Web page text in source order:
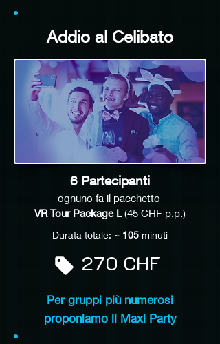
Addio al Celibato
6 Partecipanti
ognuno fa il pacchetto
VR Tour Package L(45 CHF p.p.)
Durata totale: ~ 105 minuti
270 CHF
Per gruppi più numerosi
proponiamo il Maxi Party